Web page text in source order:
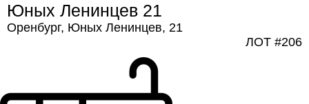
Юных Ленинцев 21
Оренбург, Юных Ленинцев, 21
ЛОТ #206